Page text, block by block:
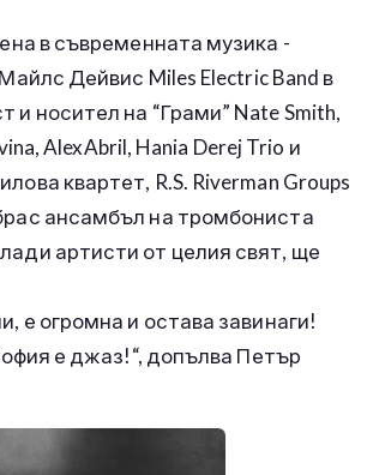
в съвременната музика -
Дейвис Miles Electric Band в
носител на “Грами” Nate Smith,
AlexAbril, Hania Derej Trio и
квартет, R.S. Riverman Groups
ансамбъл на тромбониста
артисти от целия свят, ще
е огромна и остава завинаги!
е джаз!“, допълва Петър